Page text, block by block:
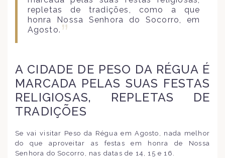
repletas de tradições, como a que
honra Nossa Senhora do Socorro, em
Agosto.
A CIDADE DE PESO DA RÉGUA É
MARCADA PELAS SUAS FESTAS
RELIGIOSAS, REPLETAS DE
TRADIÇÕES
Se vai visitar Peso da Régua em Agosto, nada melhor
do que aproveitar as festas em honra de Nossa
Senhora do Socorro, nas datas de 14, 15 e 16.